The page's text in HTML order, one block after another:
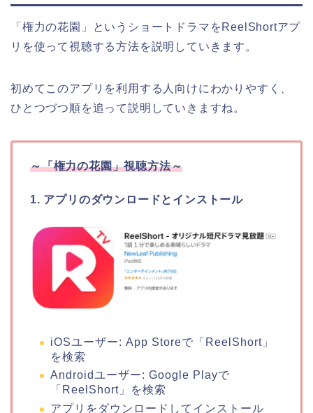
「権力の花園」というショートドラマをReelShortアプ
リを使って視聴する方法を説明していきます。
初めてこのアプリを利用する人向けにわかりやすく、
ひとつづつ順を追って説明していきますね。
～「権力の花園」視聴方法～
1. アプリのダウンロードとインストール
iOSユーザー: App Storeで「ReelShort」
を検索
Androidユーザー: Google Playで
「ReelShort」を検索
アプリをダウンロードしてインストール